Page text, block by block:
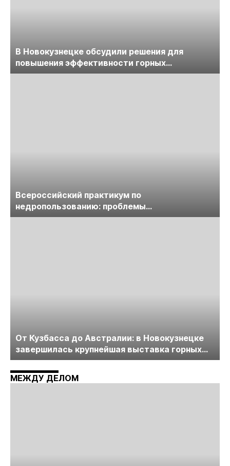
В Новокузнецке обсудили решения для
повышения эффективности горных
предприятий
Всероссийский практикум по
недропользованию: проблемы
лицензирования, цифровизации, экспертизы
От Кузбасса до Австралии: в Новокузнецке
завершилась крупнейшая выставка горных
технологий «Недра России. Уголь России и
Майнинг»
МЕЖДУ ДЕЛОМ